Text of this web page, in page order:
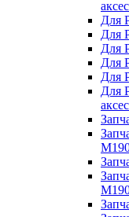
Для
Для
Для
Для
Для
Для